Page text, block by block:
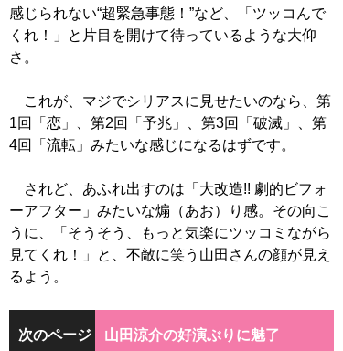
感じられない“超緊急事態！”など、「ツッコんで
くれ！」と片目を開けて待っているような大仰
さ。
これが、マジでシリアスに見せたいのなら、第
1回「恋」、第2回「予兆」、第3回「破滅」、第
4回「流転」みたいな感じになるはずです。
されど、あふれ出すのは「大改造!! 劇的ビフォ
ーアフター」みたいな煽（あお）り感。その向こ
うに、「そうそう、もっと気楽にツッコミながら
見てくれ！」と、不敵に笑う山田さんの顔が見え
るよう。
次のページ 山田涼介の好演ぶりに魅了